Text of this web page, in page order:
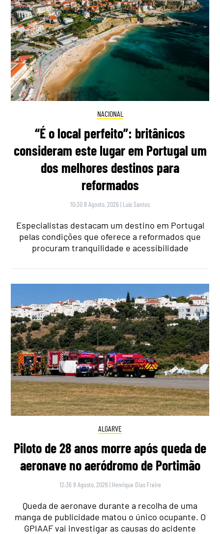
NACIONAL
“É o local perfeito”: britânicos
consideram este lugar em Portugal um
dos melhores destinos para
reformados
10:30 8 Agosto, 2026 | Luís Santos
Especialistas destacam um destino em Portugal
pelas condições que oferece a reformados que
procuram tranquilidade e acessibilidade
ALGARVE
Piloto de 28 anos morre após queda de
aeronave no aeródromo de Portimão
12:36 8 Agosto, 2026 | Henrique Dias Freire
Queda de aeronave durante a recolha de uma
manga de publicidade matou o único ocupante. O
GPIAAF vai investigar as causas do acidente